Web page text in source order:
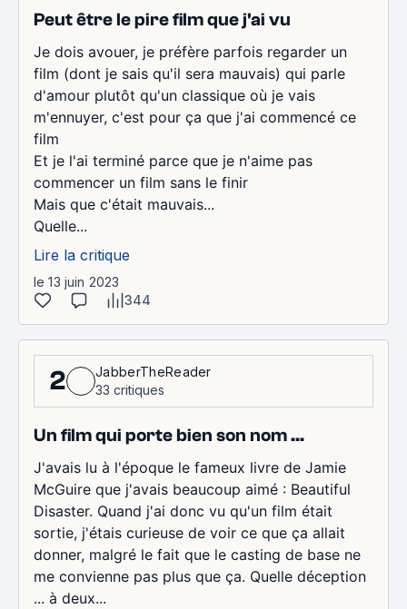
Peut être le pire film que j'ai vu
Je dois avouer, je préfère parfois regarder un
film (dont je sais qu'il sera mauvais) qui parle
d'amour plutôt qu'un classique où je vais
m'ennuyer, c'est pour ça que j'ai commencé ce
film
Et je l'ai terminé parce que je n'aime pas
commencer un film sans le finir
Mais que c'était mauvais...
Quelle...
Lire la critique
le 13 juin 2023
344
2
JabberTheReader
33 critiques
Un film qui porte bien son nom ...
J'avais lu à l'époque le fameux livre de Jamie
McGuire que j'avais beaucoup aimé : Beautiful
Disaster. Quand j'ai donc vu qu'un film était
sortie, j'étais curieuse de voir ce que ça allait
donner, malgré le fait que le casting de base ne
me convienne pas plus que ça. Quelle déception
... à deux...